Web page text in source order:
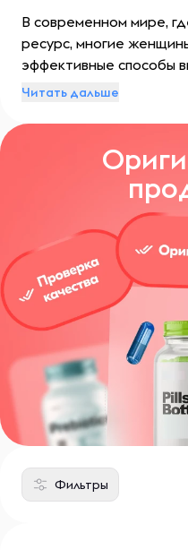
В современном мире,
ресурс, многие
эффективные способы
не тратя при этом
женщин была
профессиональная
создать идеальный
Читать дальше
Фильтры